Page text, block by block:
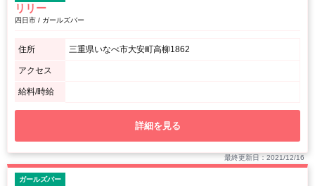
リリー
四日市 / ガールズバー
住所 三重県いなべ市大安町高柳1862
アクセス
給料/時給
詳細を見る
最終更新日：2021/12/16
ガールズバー